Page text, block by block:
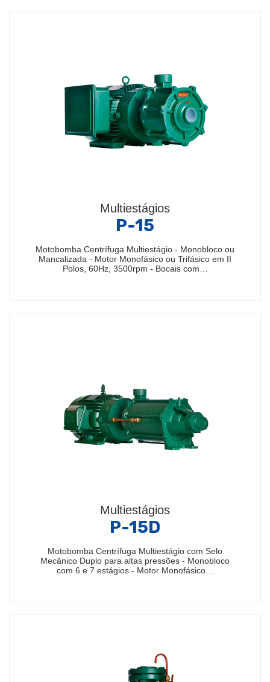
Multiestágios
P-15
Motobomba Centrífuga Multiestágio - Monobloco ou
Mancalizada - Motor Monofásico ou Trifásico em II
Polos, 60Hz, 3500rpm - Bocais com…
Multiestágios
P-15D
Motobomba Centrífuga Multiestágio com Selo
Mecânico Duplo para altas pressões - Monobloco
com 6 e 7 estágios - Motor Monofásico…